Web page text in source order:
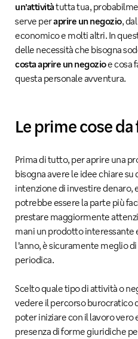
un’attivitàtutta tua,
serve peraprire un negozio,
economico e molti altri. In
delle necessità che bisogna
costa aprire un negozioe cosa
questa personale avventura.
Le prime cose da
Prima di tutto, per aprire una
bisogna avere le idee chiare su
intenzione di investire denaro,
potrebbe essere la parte più
prestare maggiormente
mani un prodotto
l’anno, è sicuramente meglio
periodica.
Scelto quale tipo di attività o
vedere il percorso burocratico
poter iniziare con il lavoro vero
presenza di forme giuridiche